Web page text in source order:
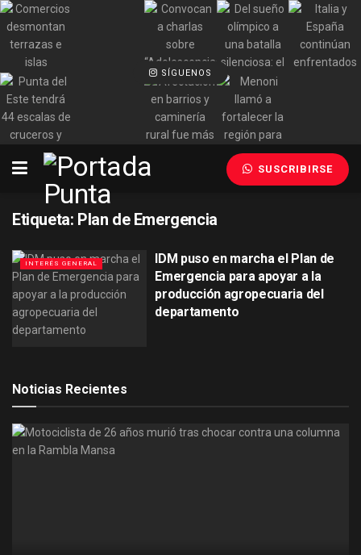
SÍGUENOS
SUSCRIBIRSE
Etiqueta: Plan de Emergencia
INTERÉS GENERAL
IDM puso en marcha el Plan de
Emergencia para apoyar a la
producción agropecuaria del
departamento
Noticias Recientes